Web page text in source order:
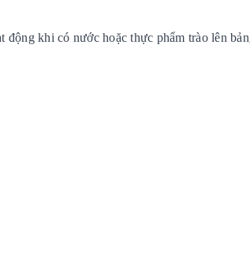
khi có nước hoặc thực phẩm trào lên